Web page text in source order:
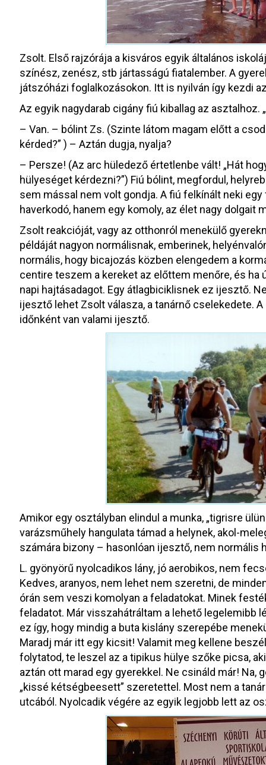
Zsolt. Első rajzórája a kisváros egyik általános
színész, zenész, stb jártasságú fiatalember. A
játszóházi foglalkozásokon. Itt is nyilván így kezdi
Az egyik nagydarab cigány fiú kiballag az asztalhoz.
– Van. – bólint Zs. (Szinte látom magam előtt a
kérded?” ) – Aztán dugja, nyalja?
– Persze! (Az arc hüledező értetlenbe vált! „Hát
hülyeséget kérdezni?”) Fiú bólint, megfordul,
sem mással nem volt gondja. A fiú felkínált neki
haverkodó, hanem egy komoly, az élet nagy dolgait
Zsolt reakcióját, vagy az otthonról menekülő
példáját nagyon normálisnak, emberinek,
normális, hogy bicajozás közben elengedem a
centire teszem a kereket az előttem menőre, és ha
napi hajtásadagot. Egy átlagbiciklisnek ez ijesztő.
ijesztő lehet Zsolt válasza, a tanárnő cselekedete.
időnként van valami ijesztő.
Amikor egy osztályban elindul a munka, „tigrisre
varázsműhely hangulata támad a helynek, akol-
számára bizony – hasonlóan ijesztő, nem normális
L. gyönyörű nyolcadikos lány, jó aerobikos, nem
Kedves, aranyos, nem lehet nem szeretni, de
órán sem veszi komolyan a feladatokat. Minek
feladatot. Már visszahátráltam a lehető legelemibb
ez így, hogy mindig a buta kislány szerepébe
Maradj már itt egy kicsit! Valamit meg kellene
folytatod, te leszel az a tipikus hülye szőke picsa,
aztán ott marad egy gyerekkel. Ne csináld már! Na,
„kissé kétségbeesett” szeretettel. Most nem a
utcából. Nyolcadik végére az egyik legjobb lett az